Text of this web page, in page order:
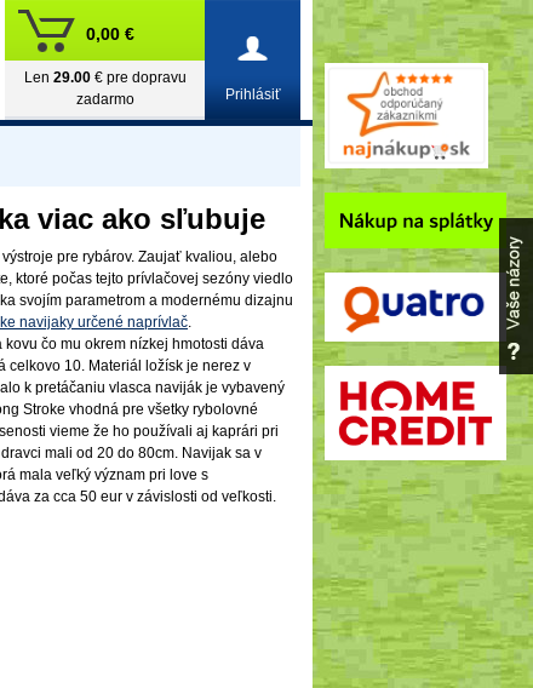
Prihlásiť
0,00 €
Len 29.00€ pre dopravu
zadarmo
viac ako sľubuje
pre rybárov. Zaujať kvaliou, alebo
ktoré počas tejto prívlačovej sezóny viedlo
svojím parametrom a modernému dizajnu
navijaky určené naprívlač.
čo mu okrem nízkej hmotosti dáva
celkovo 10. Materiál ložísk je nerez v
k pretáčaniu vlasca naviják je vybavený
Stroke vhodná pre všetky rybolovné
vieme že ho používali aj kaprári pri
mali od 20 do 80cm. Navijak sa v
mala veľký význam pri love s
za cca 50 eur v závislosti od veľkosti.